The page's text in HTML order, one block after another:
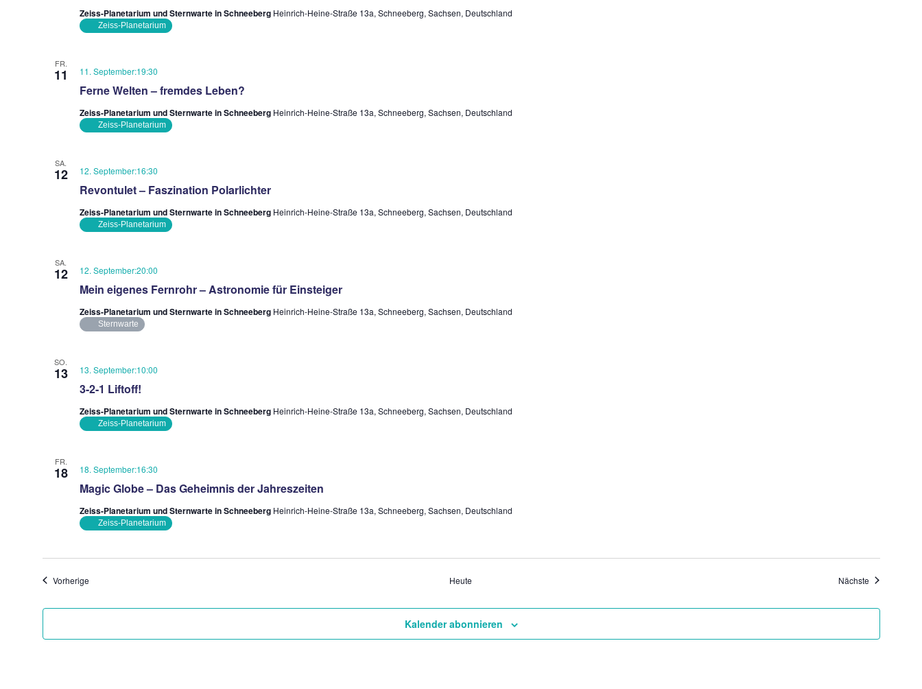
Zeiss-Planetarium und Sternwarte in Schneeberg Heinrich-Heine-Straße 13a, Schneeberg, Sachsen, Deutschland
Zeiss-Planetarium
FR.
11
Ferne Welten – fremdes Leben?
11. September:19:30
Zeiss-Planetarium und Sternwarte in Schneeberg Heinrich-Heine-Straße 13a, Schneeberg, Sachsen, Deutschland
Zeiss-Planetarium
SA.
12
Revontulet – Faszination Polarlichter
12. September:16:30
Zeiss-Planetarium und Sternwarte in Schneeberg Heinrich-Heine-Straße 13a, Schneeberg, Sachsen, Deutschland
Zeiss-Planetarium
SA.
12
Mein eigenes Fernrohr – Astronomie für Einsteiger
12. September:20:00
Zeiss-Planetarium und Sternwarte in Schneeberg Heinrich-Heine-Straße 13a, Schneeberg, Sachsen, Deutschland
Sternwarte
SO.
13
3-2-1 Liftoff!
13. September:10:00
Zeiss-Planetarium und Sternwarte in Schneeberg Heinrich-Heine-Straße 13a, Schneeberg, Sachsen, Deutschland
Zeiss-Planetarium
FR.
18
Magic Globe – Das Geheimnis der Jahreszeiten
18. September:16:30
Zeiss-Planetarium und Sternwarte in Schneeberg Heinrich-Heine-Straße 13a, Schneeberg, Sachsen, Deutschland
Zeiss-Planetarium
VorherigeVeranstaltungen Heute Nächste
Kalender abonnieren